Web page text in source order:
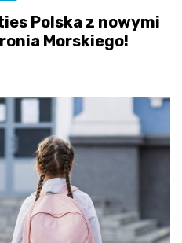
Polska z nowymi
Morskiego!